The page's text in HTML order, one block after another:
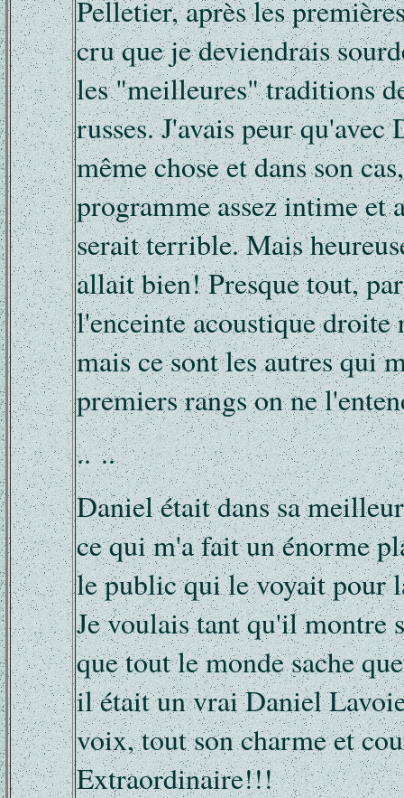
Pelletier, après les
cru que je deviendrais
les "meilleures" traditions
russes. J'avais peur
même chose et dans son
programme assez intime et
serait terrible. Mais
allait bien! Presque tout,
l'enceinte acoustique droite
mais ce sont les autres qui
premiers rangs on ne
.. ..
Daniel était dans sa
ce qui m'a fait un énorme
le public qui le voyait pour
Je voulais tant qu'il montre
que tout le monde sache
il était un vrai Daniel
voix, tout son charme et
Extraordinaire!!!